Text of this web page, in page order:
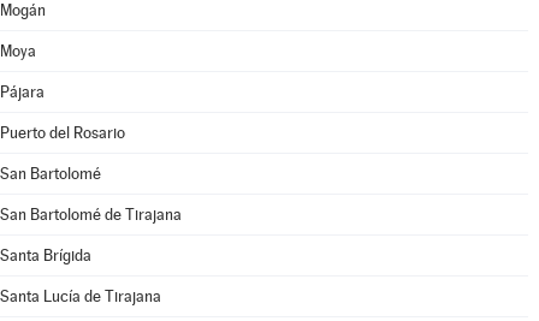
Mogán
Moya
Pájara
Puerto del Rosario
San Bartolomé
San Bartolomé de Tirajana
Santa Brígida
Santa Lucía de Tirajana